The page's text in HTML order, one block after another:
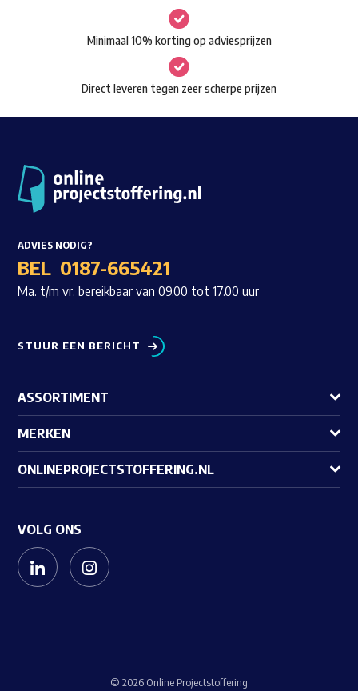
Waar ben je naar op zoek?
Minimaal 10% korting op adviesprijzen
Direct leveren tegen zeer scherpe prijzen
ADVIES NODIG?
BEL 0187-665421
Ma. t/m vr. bereikbaar van 09.00 tot 17.00 uur
STUUR EEN BERICHT
ASSORTIMENT
MERKEN
ONLINEPROJECTSTOFFERING.NL
VOLG ONS
© 2026 Online Projectstoffering